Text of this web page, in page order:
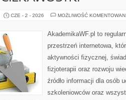
CZE - 2 - 2026 MOŻLIWOŚĆ
AkademikaWF.pl to
przestrzeń internetowa,
aktywności fizycznej,
fizjoterapii oraz rozwoju
źródło informacji dla osób
szkoleniowców oraz